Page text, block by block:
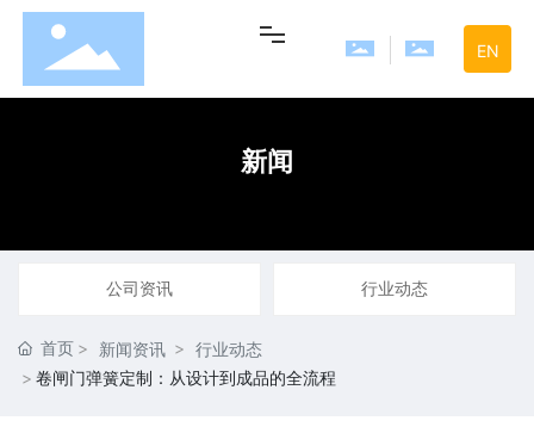
新闻中心
EN
新闻
公司资讯 行业动态
首页 新闻资讯
行业动态
卷闸门弹簧定制：从设计到成品的全流程